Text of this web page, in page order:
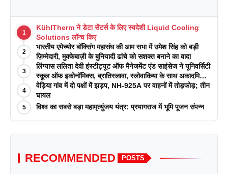
1
KühlTherm ने डेटा सेंटर्स के लिए स्वदेशी Liquid Cooling
Solutions लॉन्च किए
2
भारतीय एमेच्योर बॉक्सिंग महासंघ की आम सभा में उमेश सिंह को बड़ी
ज़िम्मेदारी, मुक्केबाज़ी के बुनियादी ढांचे को सशक्त बनाने का वादा
3
लिंग्यास ललिता देवी इंस्टीट्यूट ऑफ मैनेजमेंट एंड साइंसेज ने यूनिवर्सिटी
स्कूल ऑफ इकोनॉमिक्स, ब्रातिस्लावा, स्लोवाकिया के साथ अकादमिक
पत्रिकाओं में प्रकाशन रणनीतियों पर एक दिवसीय कार्यशाला का
आयोजन किया
4
वेड़िया गांव में दो पक्षों में झड़प, NH-925A पर वाहनों में तोड़फोड़; तीन
घायल
5 विश्व का सबसे बड़ा महामृत्युंजय यंत्र: प्रयागराज में भूमि पूजन संपन्न
RECOMMENDED POSTS